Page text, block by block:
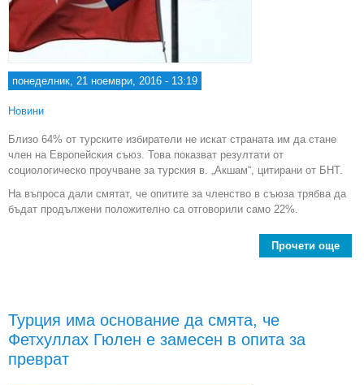
понеделник, 21 ноември, 2016 - 13:19
Новини
Близо 64% от турските избиратели не искат страната им да стане
член на Европейския съюз. Това показват резултати от
социологическо проучване за турския в. „Акшам“, цитирани от БНТ.
На въпроса дали смятат, че опитите за членство в съюза трябва да
бъдат продължени положително са отговорили само 22%.
Прочети още
Турция има основание да смята, че
Фетхуллах Гюлен е замесен в опита за
преврат